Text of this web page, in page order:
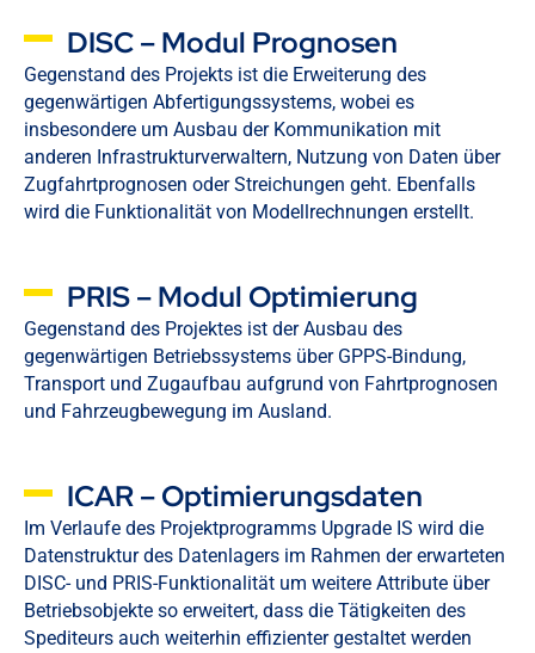
DISC – Modul Prognosen
Gegenstand des Projekts ist die Erweiterung des
gegenwärtigen Abfertigungssystems, wobei es
insbesondere um Ausbau der Kommunikation mit
anderen Infrastrukturverwaltern, Nutzung von Daten über
Zugfahrtprognosen oder Streichungen geht. Ebenfalls
wird die Funktionalität von Modellrechnungen erstellt.
PRIS – Modul Optimierung
Gegenstand des Projektes ist der Ausbau des
gegenwärtigen Betriebssystems über GPPS-Bindung,
Transport und Zugaufbau aufgrund von Fahrtprognosen
und Fahrzeugbewegung im Ausland.
ICAR – Optimierungsdaten
Im Verlaufe des Projektprogramms Upgrade IS wird die
Datenstruktur des Datenlagers im Rahmen der erwarteten
DISC- und PRIS-Funktionalität um weitere Attribute über
Betriebsobjekte so erweitert, dass die Tätigkeiten des
Spediteurs auch weiterhin effizienter gestaltet werden